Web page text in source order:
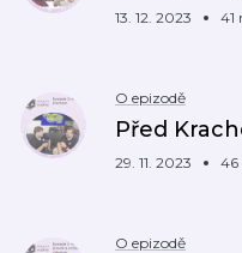
13. 12. 2023 41
O epizodě
Před
29. 11. 2023 46
O epizodě